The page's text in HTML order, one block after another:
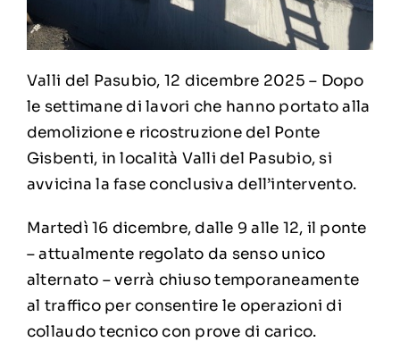
Valli del Pasubio, 12 dicembre 2025 – Dopo
le settimane di lavori che hanno portato alla
demolizione e ricostruzione del Ponte
Gisbenti, in località Valli del Pasubio, si
avvicina la fase conclusiva dell’intervento.
Martedì 16 dicembre, dalle 9 alle 12, il ponte
– attualmente regolato da senso unico
alternato – verrà chiuso temporaneamente
al traffico per consentire le operazioni di
collaudo tecnico con prove di carico.